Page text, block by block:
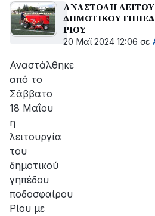
ΑΝΑΣΤΟΛΗ
ΔΗΜΟΤΙΚΟΥ
ΡΙΟΥ
20 Μαϊ 2024 12:06 σε
Αναστάλθηκε
από το
Σάββατο
18 Μαΐου
η
λειτουργία
του
δημοτικού
γηπέδου
ποδοσφαίρου
Ρίου με